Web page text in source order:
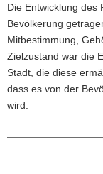
Die Entwicklung des
Bevölkerung
Mitbestimmung,
Zielzustand war die
Stadt, die diese
dass es von der
wird.